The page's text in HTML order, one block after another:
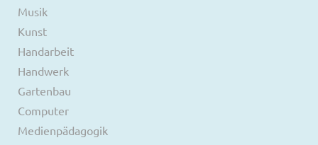
Musik
Kunst
Handarbeit
Handwerk
Gartenbau
Computer
Medienpädagogik